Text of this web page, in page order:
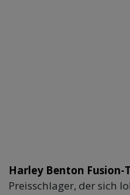
Harley Benton Fusion-
Preisschlager, der sich